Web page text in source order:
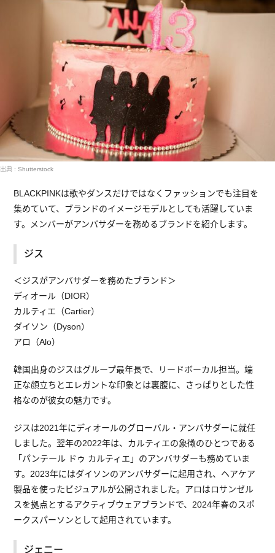
出典 : Shutterstock
BLACKPINKは歌やダンスだけではなくファッションでも注目を
集めていて、ブランドのイメージモデルとしても活躍していま
す。メンバーがアンバサダーを務めるブランドを紹介します。
ジス
＜ジスがアンバサダーを務めたブランド＞
ディオール（DIOR）
カルティエ（Cartier）
ダイソン（Dyson）
アロ（Alo）
韓国出身のジスはグループ最年長で、リードボーカル担当。端
正な顔立ちとエレガントな印象とは裏腹に、さっぱりとした性
格なのが彼女の魅力です。
ジスは2021年にディオールのグローバル・アンバサダーに就任
しました。翌年の2022年は、カルティエの象徴のひとつである
「パンテール ドゥ カルティエ」のアンバサダーも務めていま
す。2023年にはダイソンのアンバサダーに起用され、ヘアケア
製品を使ったビジュアルが公開されました。アロはロサンゼル
スを拠点とするアクティブウェアブランドで、2024年春のスポ
ークスパーソンとして起用されています。
ジェニー